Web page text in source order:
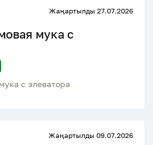
Жаңартылды 27.07.2026
мука с
с элеватора
Жаңартылды 09.07.2026